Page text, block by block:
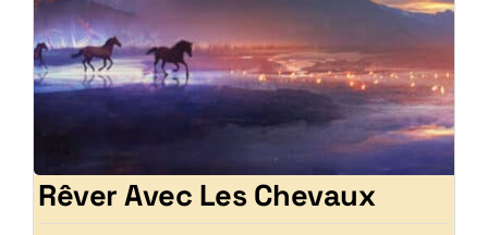
Rêver Avec Les Chevaux